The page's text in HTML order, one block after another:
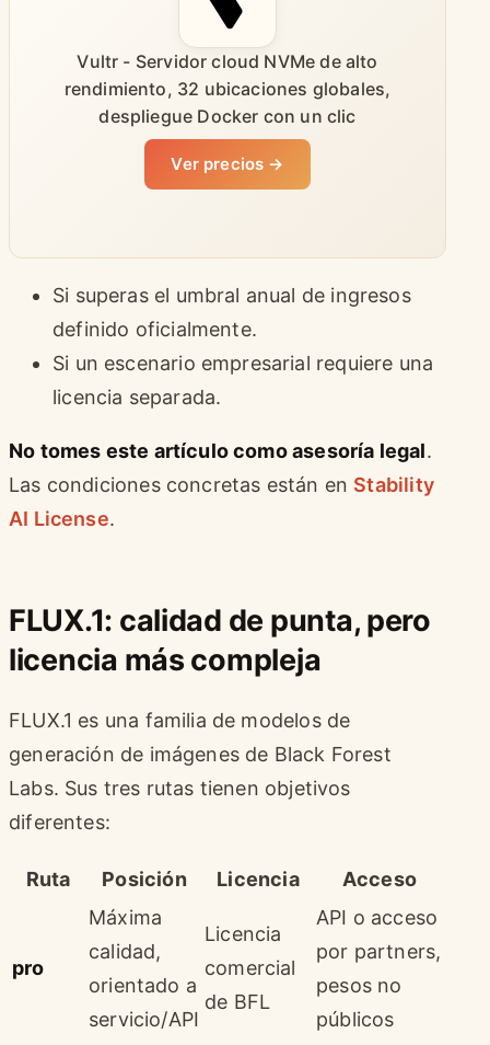
Vultr - Servidor cloud NVMe de alto
rendimiento, 32 ubicaciones globales,
despliegue Docker con un clic
Ver precios →
Si superas el umbral anual de ingresos
definido oficialmente.
Si un escenario empresarial requiere una
licencia separada.
No tomes este artículo como asesoría legal.
Las condiciones concretas están en Stability
AI License.
FLUX.1: calidad de punta, pero
licencia más compleja
FLUX.1 es una familia de modelos de
generación de imágenes de Black Forest
Labs. Sus tres rutas tienen objetivos
diferentes:
Ruta Posición Licencia Acceso
pro
Máxima
calidad,
orientado a
servicio/API
Licencia
comercial
de BFL
API o acceso
por partners,
pesos no
públicos